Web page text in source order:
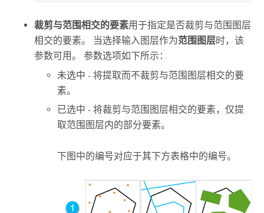
裁剪与范围相交的要素用于指定是否裁剪与范围图层
相交的要素。 当选择输入图层作为范围图层时，该
参数可用。 参数选项如下所示：
未选中 - 将提取而不裁剪与范围图层相交的要
素。
已选中 - 将裁剪与范围图层相交的要素，仅提
取范围图层内的部分要素。
下图中的编号对应于其下方表格中的编号。